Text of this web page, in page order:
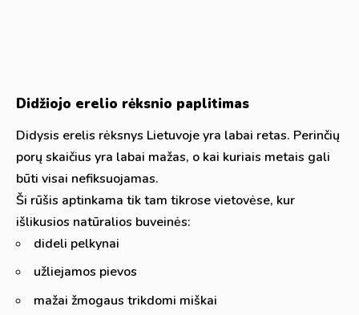
Didžiojo erelio rėksnio paplitimas
Didysis erelis rėksnys Lietuvoje yra labai retas. Perinčių
porų skaičius yra labai mažas, o kai kuriais metais gali
būti visai nefiksuojamas.
Ši rūšis aptinkama tik tam tikrose vietovėse, kur
išlikusios natūralios buveinės:
dideli pelkynai
užliejamos pievos
mažai žmogaus trikdomi miškai